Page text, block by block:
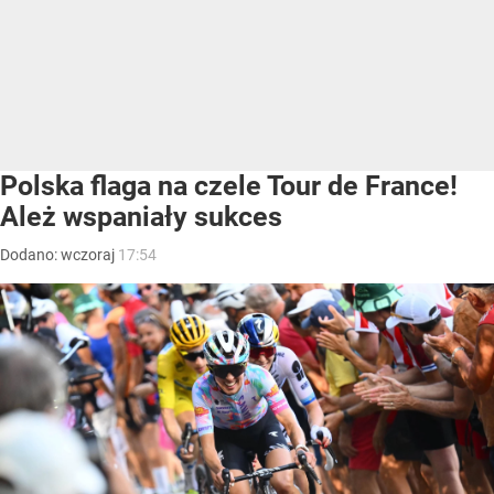
Polska flaga na czele Tour de France!
Ależ wspaniały sukces
Dodano:wczoraj 17:54